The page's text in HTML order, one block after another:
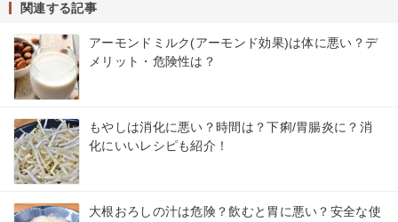
関連する記事
アーモンドミルク(アーモンド効果)は体に悪い？デ
メリット・危険性は？
もやしは消化に悪い？時間は？下痢/胃腸炎に？消
化にいいレシピも紹介！
大根おろしの汁は危険？飲むと胃に悪い？安全な使